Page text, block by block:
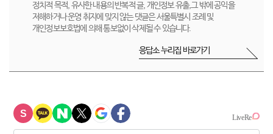
정치적 목적, 유사한 내용의 반복적 글, 개인정보 유출,그 밖에 공익을
저해하거나 운영 취지에 맞지 않는 댓글은 서울특별시 조례 및
개인정보보호법에 의해 통보없이 삭제될 수 있습니다.
응답소 누리집 바로가기